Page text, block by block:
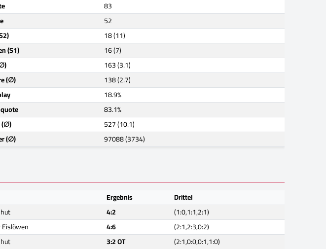
83
52
18 (11)
(S1)
16 (7)
163 (3.1)
(∅)
138 (2.7)
18.9%
83.1%
(∅)
527 (10.1)
(∅) 97088 (3734)
Ergebnis
Drittel
4:2
(1:0,1:1,2:1)
4:6
(2:1,2:3,0:2)
3:2 OT
(2:1,0:0,0:1,1:0)